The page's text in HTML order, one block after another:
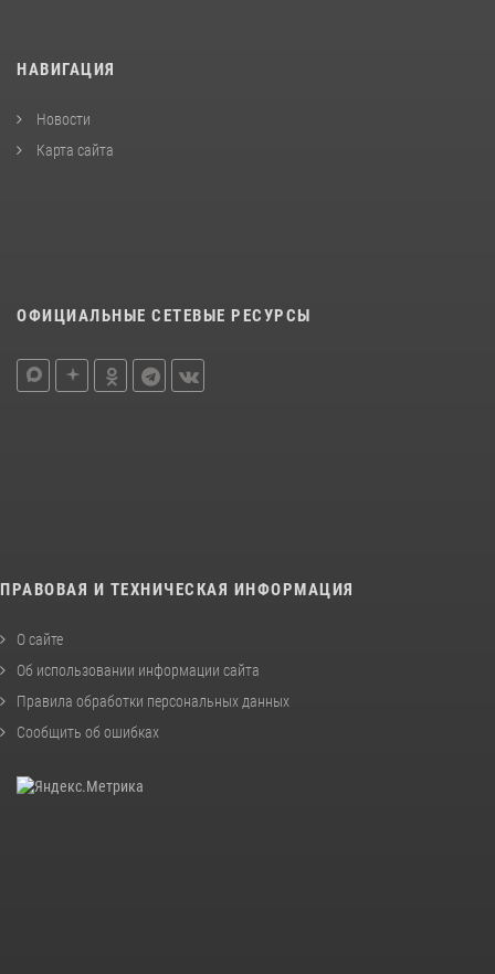
НАВИГАЦИЯ
Новости
Карта сайта
ОФИЦИАЛЬНЫЕ СЕТЕВЫЕ РЕСУРСЫ
ПРАВОВАЯ И ТЕХНИЧЕСКАЯ ИНФОРМАЦИЯ
О сайте
Об использовании информации сайта
Правила обработки персональных данных
Сообщить об ошибках